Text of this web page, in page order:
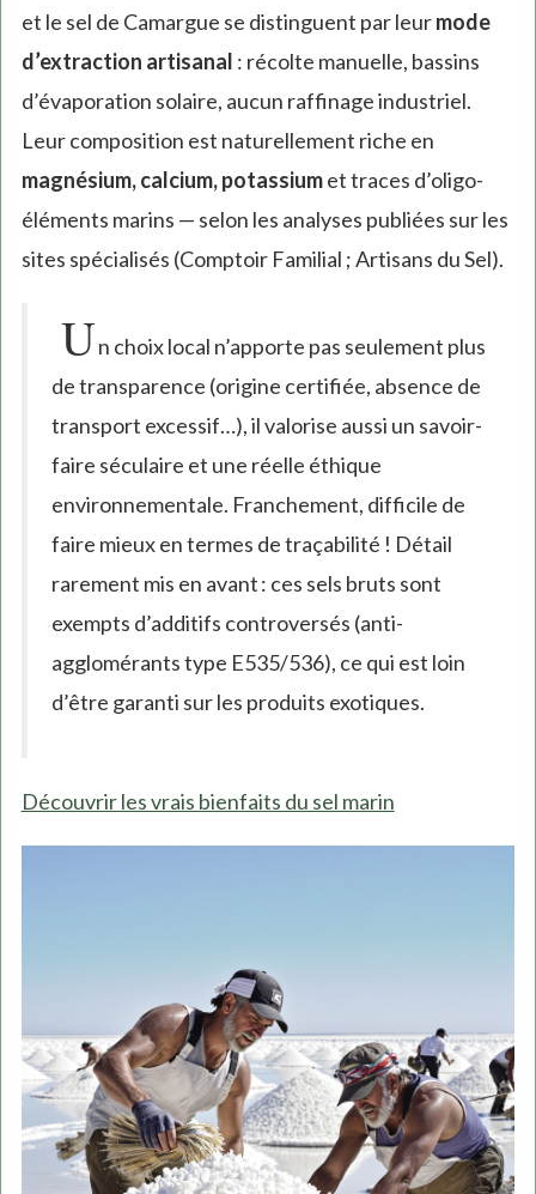
et le sel de Camargue se distinguent par leurmode
d’extraction artisanal : récolte manuelle, bassins
d’évaporation solaire, aucun raffinage industriel.
Leur composition est naturellement riche en
magnésium, calcium, potassiumet traces d’oligo-
éléments marins — selon les analyses publiées sur les
sites spécialisés (Comptoir Familial ; Artisans du Sel).
Un choix local n’apporte pas seulement plus
de transparence (origine certifiée, absence de
transport excessif…), il valorise aussi un savoir-
faire séculaire et une réelle éthique
environnementale. Franchement, difficile de
faire mieux en termes de traçabilité ! Détail
rarement mis en avant : ces sels bruts sont
exempts d’additifs controversés (anti-
agglomérants type E535/536), ce qui est loin
d’être garanti sur les produits exotiques.
Découvrir les vrais bienfaits du sel marin